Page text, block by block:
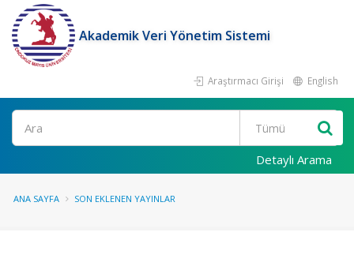
Akademik Veri Yönetim Sistemi
Araştırmacı Girişi English
Ara
Detaylı Arama
ANA SAYFA SON EKLENEN YAYINLAR